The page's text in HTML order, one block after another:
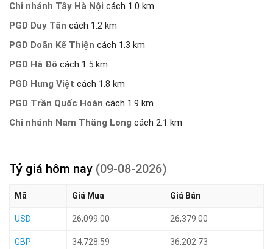
Chi nhánh Tây Hà Nội cách 1.0 km
PGD Duy Tân cách 1.2 km
PGD Doãn Kế Thiện cách 1.3 km
PGD Hà Đô cách 1.5 km
PGD Hưng Việt cách 1.8 km
PGD Trần Quốc Hoàn cách 1.9 km
Chi nhánh Nam Thăng Long cách 2.1 km
Tỷ giá hôm nay (09-08-2026)
Mã Giá Mua Giá Bán
USD 26,099.00 26,379.00
GBP 34,728.59 36,202.73